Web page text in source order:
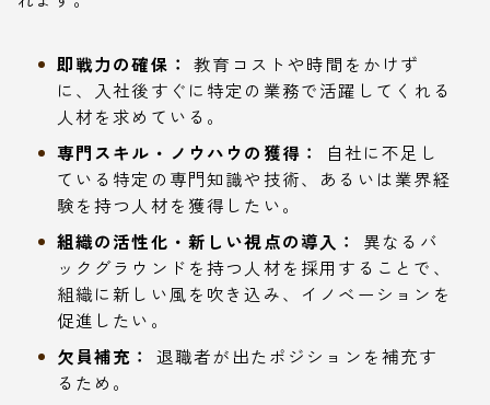
即戦力の確保： 教育コストや時間をかけず
に、入社後すぐに特定の業務で活躍してくれる
人材を求めている。
専門スキル・ノウハウの獲得：
自社に不足し
ている特定の専門知識や技術、あるいは業界経
験を持つ人材を獲得したい。
組織の活性化・新しい視点の導入：
異なるバ
ックグラウンドを持つ人材を採用することで、
組織に新しい風を吹き込み、イノベーションを
促進したい。
欠員補充：
退職者が出たポジションを補充す
るため。